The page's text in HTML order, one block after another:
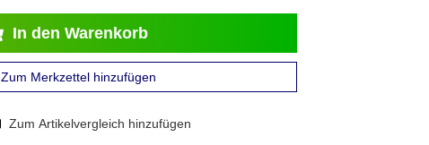
In den Warenkorb
Zum Merkzettel hinzufügen
Zum Artikelvergleich hinzufügen